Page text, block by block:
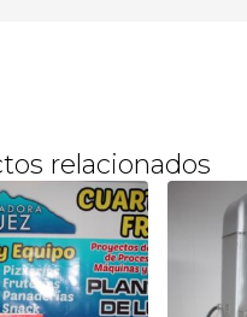
relacionados